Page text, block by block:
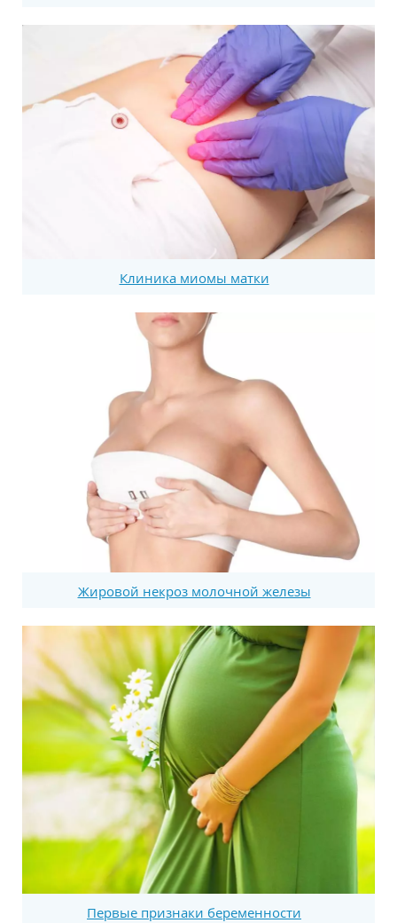
Клиника миомы матки
Жировой некроз молочной железы
Первые признаки беременности